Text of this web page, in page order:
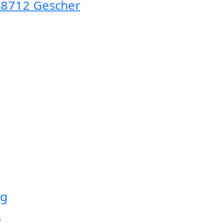
Gescher